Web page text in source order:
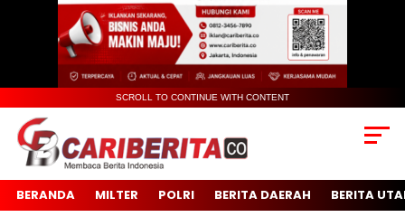
SCROLL TO CONTINUE WITH CONTENT
BERANDA MILTER POLRI BERITA DAERAH BERITA